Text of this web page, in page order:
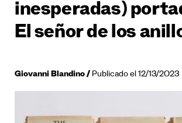
inesperadas)
El señor de los
Giovanni Blandino Publicado el 12/13/2023